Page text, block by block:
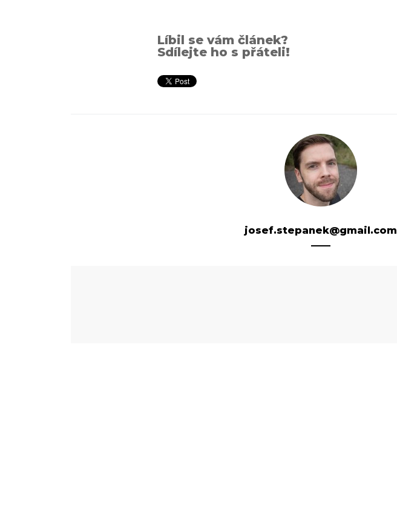
Líbil se vám článek?
Sdílejte ho s přáteli!
josef.stepanek@gmail.com